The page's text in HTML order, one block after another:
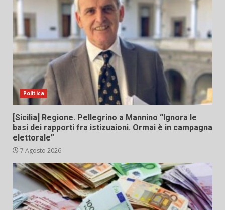
Politica
[Sicilia] Regione. Pellegrino a Mannino “Ignora le
basi dei rapporti fra istizuaioni. Ormai è in campagna
elettorale”
7 Agosto 2026